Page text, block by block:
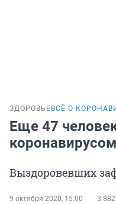
ЗДОРОВЬЕ ВСЁ О
Еще 47
Выздоровевших
9 октября 2020, 15:00 3 882